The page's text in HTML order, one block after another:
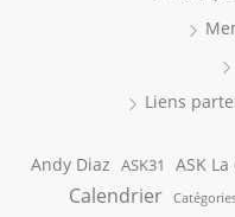
Liens
Andy Diaz ASK31 ASK
Calendrier